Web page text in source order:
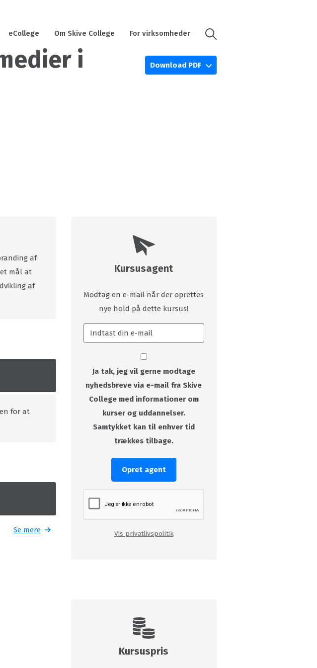
eCollege Om Skive College For virksomheder
i
Download PDF
af
mål at
af
for at
Se mere
Kursusagent
Modtag en e-mail når der oprettes
nye hold på dette kursus!
Ja tak, jeg vil gerne modtage
nyhedsbreve via e-mail fra Skive
College med informationer om
kurser og uddannelser.
Samtykket kan til enhver tid
trækkes tilbage.
Opret agent
Vis privatlivspolitik
Kursuspris